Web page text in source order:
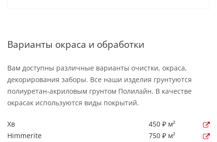
Варианты окраса и обработки
Вам доступны различные варианты очистки, окраса,
декорирования заборы. Все наши изделия грунтуются
полиуретан-акриловым грунтом Полилайн. В качестве
окрасак используются виды покрытий.
Хв
450 ₽ м²
Himmerite
750 ₽ м²